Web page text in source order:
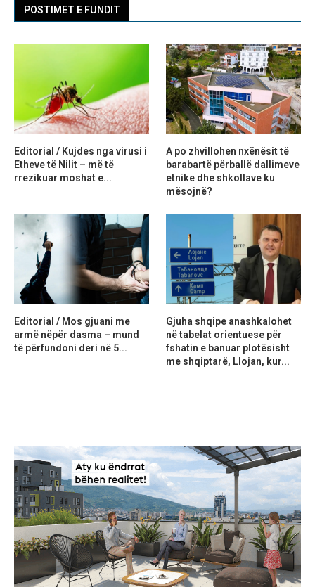
POSTIMET E FUNDIT
Editorial / Kujdes nga virusi i
Etheve të Nilit – më të
rrezikuar moshat e...
A po zhvillohen nxënësit të
barabartë përballë dallimeve
etnike dhe shkollave ku
mësojnë?
Editorial / Mos gjuani me
armë nëpër dasma – mund
të përfundoni deri në 5...
Gjuha shqipe anashkalohet
në tabelat orientuese për
fshatin e banuar plotësisht
me shqiptarë, Llojan, kur...